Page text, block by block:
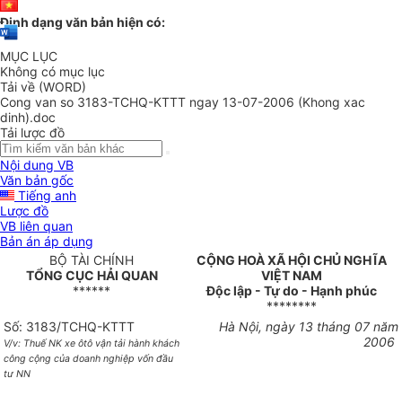
Định dạng văn bản hiện có:
MỤC LỤC
Không có mục lục
Tải về (WORD)
Cong van so 3183-TCHQ-KTTT ngay 13-07-2006 (Khong xac
dinh).doc
Tải lược đồ
Nội dung VB
Văn bản gốc
Tiếng anh
Lược đồ
VB liên quan
Bản án áp dụng
BỘ TÀI CHÍNH
TỔNG CỤC HẢI QUAN
******
CỘNG HOÀ XÃ HỘI CHỦ NGHĨA
VIỆT NAM
Độc lập - Tự do - Hạnh phúc
********
Số: 3183/TCHQ-KTTT
V/v: Thuế NK xe ôtô vận tải hành khách
công cộng của doanh nghiệp vốn đầu
tư NN
Hà Nội, ngày 13 tháng 07 năm
2006